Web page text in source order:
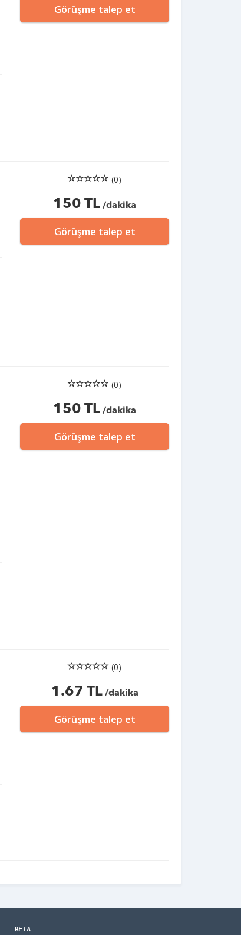
Görüşme talep et
(0)
150 TL /dakika
Görüşme talep et
(0)
150 TL /dakika
Görüşme talep et
(0)
1.67 TL/dakika
Görüşme talep et